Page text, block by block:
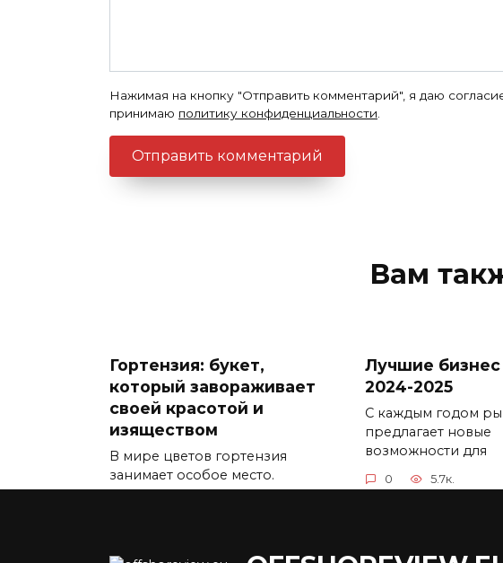
Нажимая на кнопку "Отправить комментарий", я даю
принимаю политику конфиденциальности.
Вам
Гортензия: букет,
который завораживает
своей красотой и
изяществом
В мире цветов гортензия
занимает особое место.
Лучшие
2024-2025
С каждым годом
предлагает новые
возможности для
0 5.7к.